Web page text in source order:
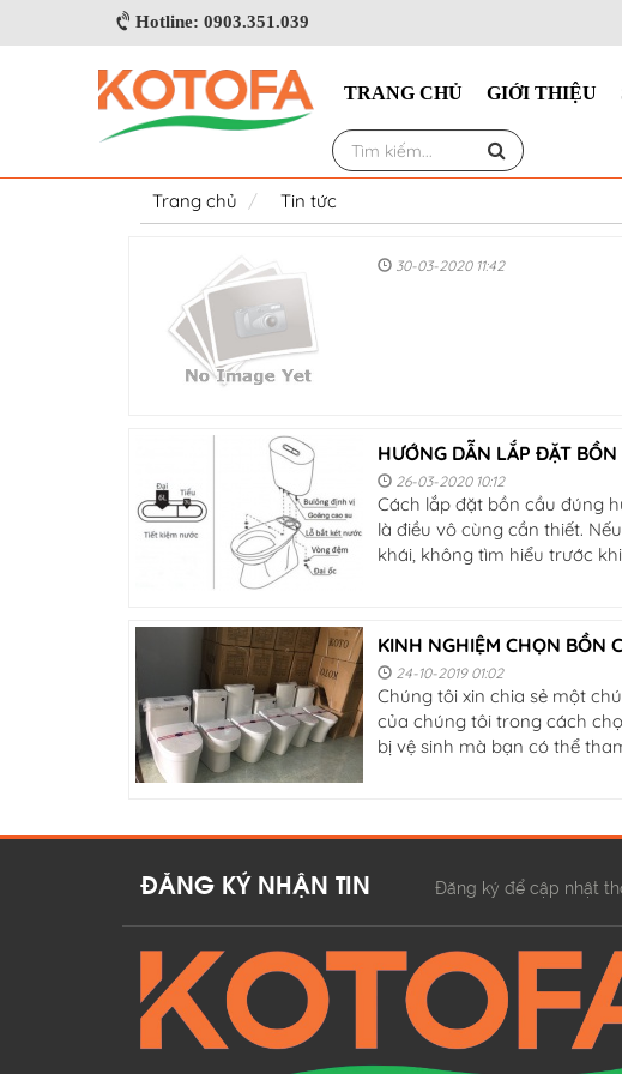
Hotline: 0903.351.039
TRANG CHỦ GIỚI THIỆU
Trang chủ Tin tức
30-03-2020 11:42
HƯỚNG DẪN LẮP ĐẶT BỒN
26-03-2020 10:12
Cách lắp đặt bồn cầu đúng
là điều vô cùng cần thiết.
khái, không tìm hiểu trước
KINH NGHIỆM CHỌN BỒN
24-10-2019 01:02
Chúng tôi xin chia sẻ một
của chúng tôi trong cách
bị vệ sinh mà bạn có thể
ĐĂNG KÝ NHẬN TIN Đăng ký để cập nhật